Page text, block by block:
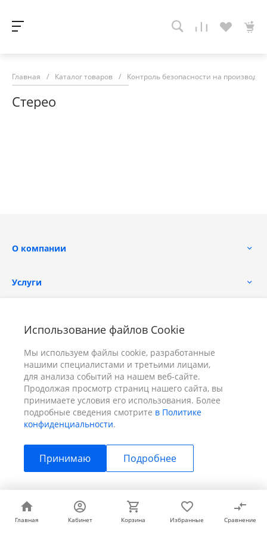
Использование файлов Cookie
Мы используем файлы cookie, разработанные
нашими специалистами и третьими лицами,
для анализа событий на нашем веб-сайте.
Продолжая просмотр страниц нашего сайта, вы
принимаете условия его использования. Более
подробные сведения смотрите в Политике
конфиденциальности.
Принимаю Подробнее
Главная Кабинет Корзина Избранные Сравнение
Главная Кабинет Корзина Избранные Сравнение
Главная / Каталог товаров / Контроль безопасности на
Стерео
О компании
Услуги
+7 (391) 298-00-11 Заказать звонок
г. Красноярск, пер. Телевизорный 9 "А" ООО "ПРИЗМ"
© 2026 ПРИЗМ, Все права защищены